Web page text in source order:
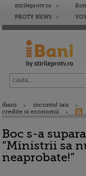
stirileprotv.ro
PROTV NEWS
ibani
incontul tau
credite si economii
Boc s-a
“Ministrii sa
neaprobate!”